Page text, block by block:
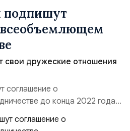
подпишут
свои дружеские отношения
соглашение о
до конца 2022 года.
Амир Абдоллахиан заявил во
подпишут до конца